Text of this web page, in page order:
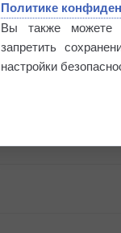
Политике
Вы также можете
запретить
настройки